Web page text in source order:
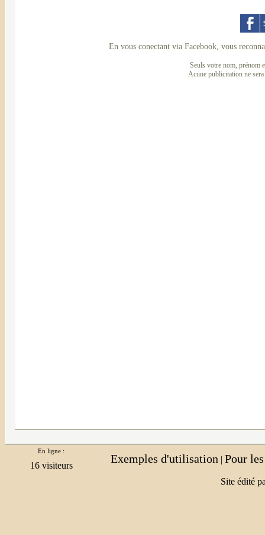
En vous conectant via Facebook, vous
Seuls votre nom, prénom
Acune publicitation ne
En ligne :
Exemples d'utilisation | Pour
Site édité